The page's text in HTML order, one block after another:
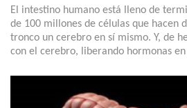
El intestino humano está lleno de
de 100 millones de células que hacen
tronco un cerebro en sí mismo. Y, de
con el cerebro, liberando hormonas